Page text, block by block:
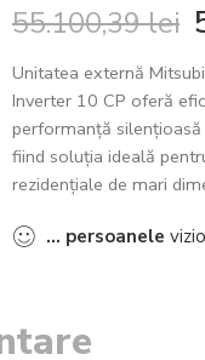
55.100,39lei
Unitatea externă
Inverter 10 CP oferă
performanță
fiind soluția ideală
rezidențiale de mari
... persoanele